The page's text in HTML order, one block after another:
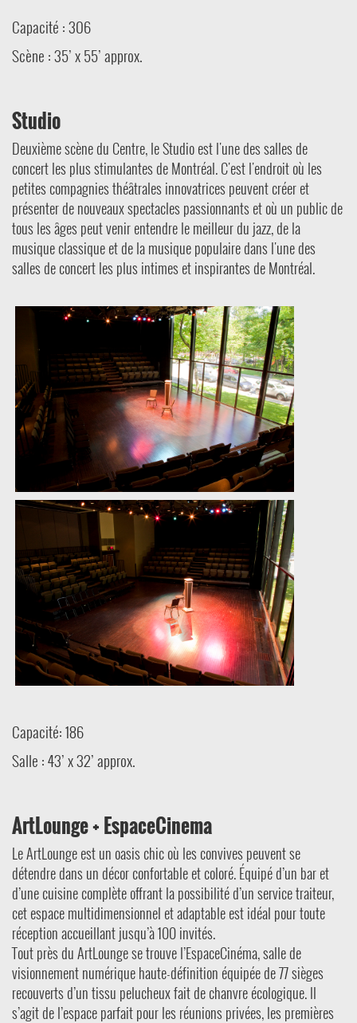
Capacité : 306
Scène : 35’ x 55’ approx.
Studio
Deuxième scène du Centre, le Studio est l'une des salles de
concert les plus stimulantes de Montréal. C'est l'endroit où les
petites compagnies théâtrales innovatrices peuvent créer et
présenter de nouveaux spectacles passionnants et où un public de
tous les âges peut venir entendre le meilleur du jazz, de la
musique classique et de la musique populaire dans l'une des
salles de concert les plus intimes et inspirantes de Montréal.
Capacité: 186
Salle : 43’ x 32’ approx.
ArtLounge + EspaceCinema
Le ArtLounge est un oasis chic où les convives peuvent se
détendre dans un décor confortable et coloré. Équipé d’un bar et
d’une cuisine complète offrant la possibilité d’un service traiteur,
cet espace multidimensionnel et adaptable est idéal pour toute
réception accueillant jusqu’à 100 invités.
Tout près du ArtLounge se trouve l’EspaceCinéma, salle de
visionnement numérique haute-définition équipée de 77 sièges
recouverts d’un tissu pelucheux fait de chanvre écologique. Il
s’agit de l’espace parfait pour les réunions privées, les premières